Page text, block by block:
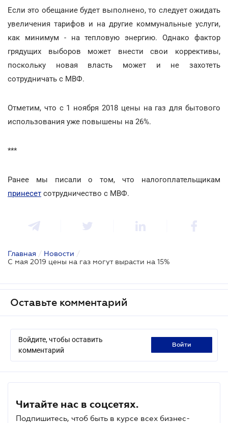
Если это обещание будет выполнено, то следует ожидать
увеличения тарифов и на другие коммунальные услуги,
как минимум - на тепловую энергию. Однако фактор
грядущих выборов может внести свои коррективы,
поскольку новая власть может и не захотеть
сотрудничать с МВФ.
Отметим, что с 1 ноября 2018 цены на газ для бытового
использования уже повышены на 26%.
***
Ранее мы писали о том, что налогоплательщикам
принесет сотрудничество с МВФ.
Главная / Новости /
С мая 2019 цены на газ могут вырасти на 15%
Оставьте комментарий
Войдите, чтобы оставить
комментарий
войти
Читайте нас в соцсетях.
Подпишитесь, чтоб быть в курсе всех бизнес-